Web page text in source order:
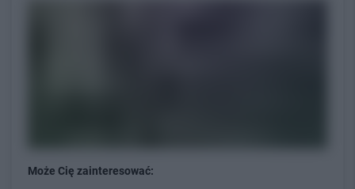
Może Cię zainteresować: